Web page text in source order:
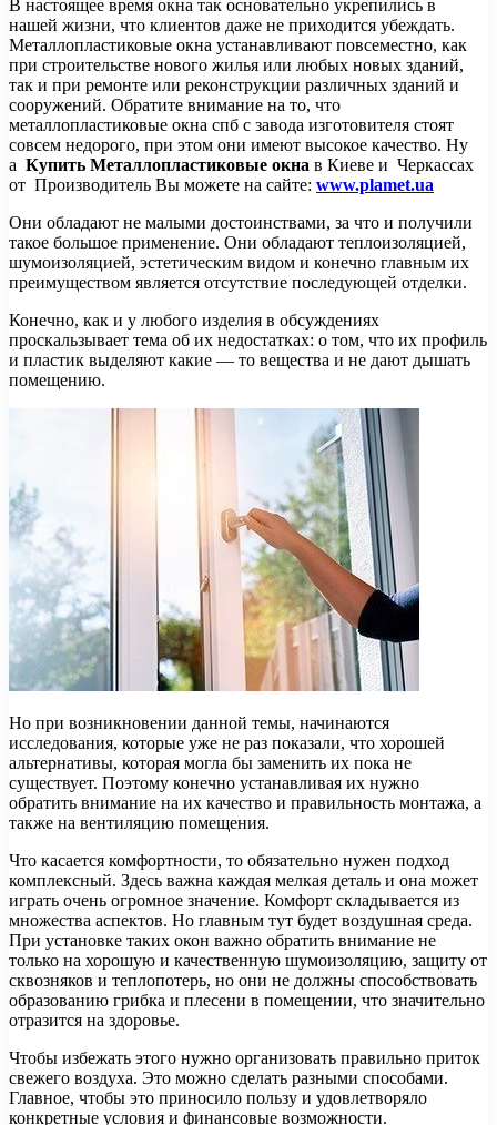
В настоящее время окна так основательно укрепились в
нашей жизни, что клиентов даже не приходится убеждать.
Металлопластиковые окна устанавливают повсеместно, как
при строительстве нового жилья или любых новых зданий,
так и при ремонте или реконструкции различных зданий и
сооружений. Обратите внимание на то, что
металлопластиковые окна спб с завода изготовителя стоят
совсем недорого, при этом они имеют высокое качество. Ну
а Купить Металлопластиковые окна в Киеве и Черкассах
от Производитель Вы можете на сайте: www.plamet.ua
Они обладают не малыми достоинствами, за что и получили
такое большое применение. Они обладают теплоизоляцией,
шумоизоляцией, эстетическим видом и конечно главным их
преимуществом является отсутствие последующей отделки.
Конечно, как и у любого изделия в обсуждениях
проскальзывает тема об их недостатках: о том, что их профиль
и пластик выделяют какие — то вещества и не дают дышать
помещению.
Но при возникновении данной темы, начинаются
исследования, которые уже не раз показали, что хорошей
альтернативы, которая могла бы заменить их пока не
существует. Поэтому конечно устанавливая их нужно
обратить внимание на их качество и правильность монтажа, а
также на вентиляцию помещения.
Что касается комфортности, то обязательно нужен подход
комплексный. Здесь важна каждая мелкая деталь и она может
играть очень огромное значение. Комфорт складывается из
множества аспектов. Но главным тут будет воздушная среда.
При установке таких окон важно обратить внимание не
только на хорошую и качественную шумоизоляцию, защиту от
сквозняков и теплопотерь, но они не должны способствовать
образованию грибка и плесени в помещении, что значительно
отразится на здоровье.
Чтобы избежать этого нужно организовать правильно приток
свежего воздуха. Это можно сделать разными способами.
Главное, чтобы это приносило пользу и удовлетворяло
конкретные условия и финансовые возможности.